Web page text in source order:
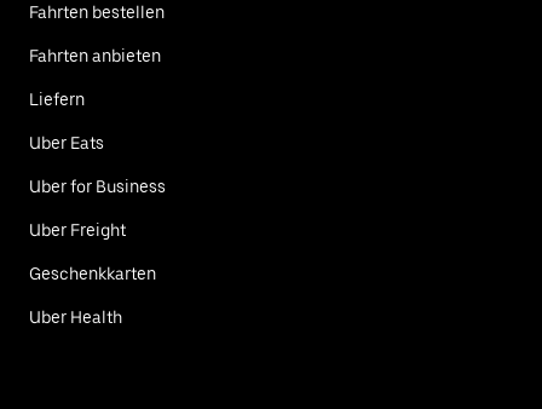
Fahrten bestellen
Fahrten anbieten
Liefern
Uber Eats
Uber for Business
Uber Freight
Geschenkkarten
Uber Health